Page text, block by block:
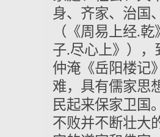
身、齐家、治国
（《周易上经.
子.尽心上》），
仲淹《岳阳楼记
难，具有儒家思
民起来保家卫国
不败并不断壮大